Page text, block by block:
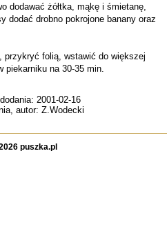
dodawać żółtka, mąkę i śmietanę,
dodać drobno pokrojone banany oraz
przykryć folią, wstawić do większej
piekarniku na 30-35 min.
2001-02-16
autor: Z.Wodecki
puszka.pl